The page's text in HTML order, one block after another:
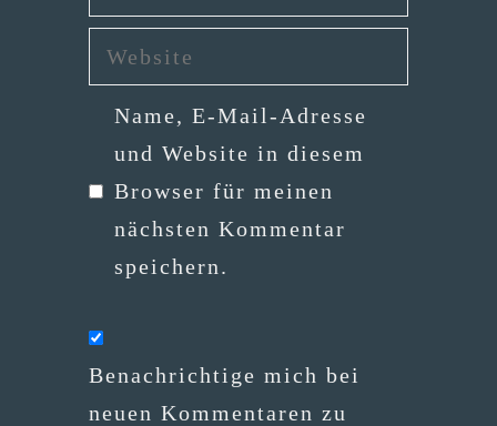
Mail-
Adresse
Website
Name, E-Mail-Adresse
und Website in diesem
Browser für meinen
nächsten Kommentar
speichern.
Benachrichtige mich bei
neuen Kommentaren zu